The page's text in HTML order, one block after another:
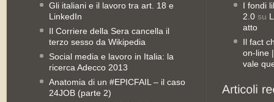
Gli italiani e il lavoro tra art. 18 e
LinkedIn
Il Corriere della Sera cancella il
terzo sesso da Wikipedia
Social media e lavoro in Italia: la
ricerca Adecco 2013
Anatomia di un #EPICFAIL – il caso
24JOB (parte 2)
I fondi
2.0 su
atto
Il fact
on-line
vale